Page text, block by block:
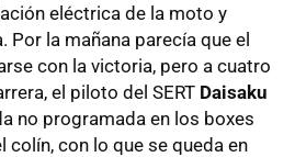
eléctrica de la moto y
Por la mañana parecía que el
con la victoria, pero a cuatro
el piloto del SERT Daisaku
no programada en los boxes
colín, con lo que se queda en